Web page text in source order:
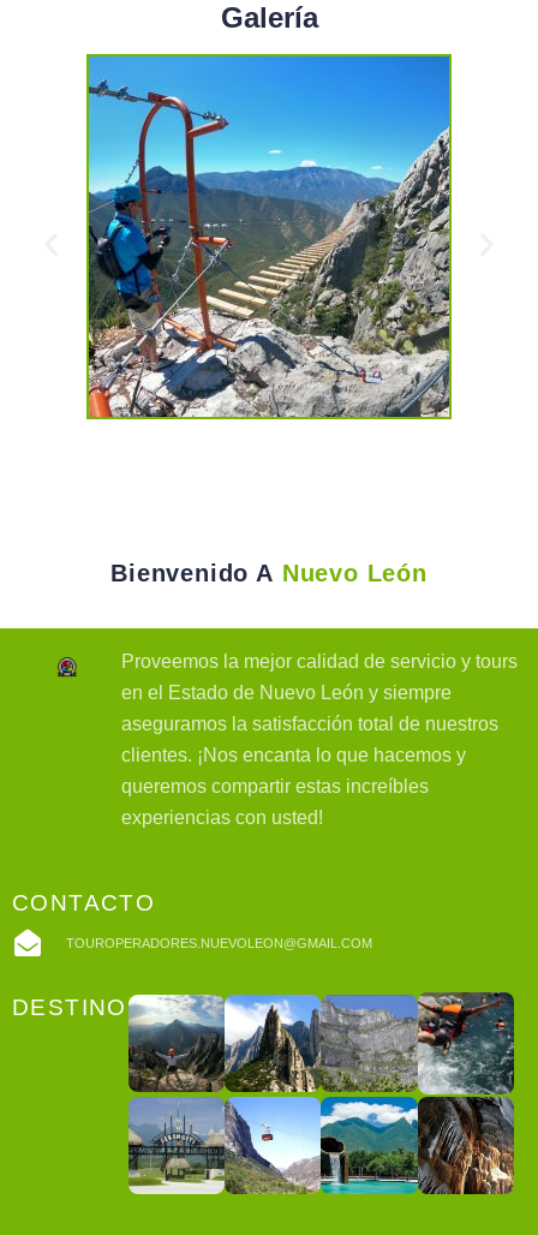
Galería
Bienvenido A Nuevo León
Proveemos la mejor calidad de servicio y tours
en el Estado de Nuevo León y siempre
aseguramos la satisfacción total de nuestros
clientes. ¡Nos encanta lo que hacemos y
queremos compartir estas increíbles
experiencias con usted!
CONTACTO
TOUROPERADORES.NUEVOLEON@GMAIL.COM
DESTINOS